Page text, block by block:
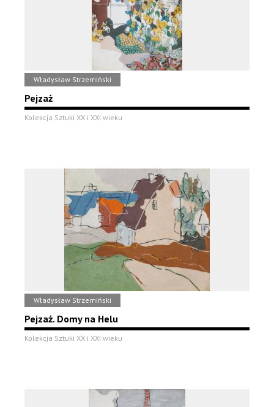
Władysław Strzemiński
Pejzaż
Kolekcja Sztuki XX i XXI wieku
Władysław Strzemiński
Pejzaż. Domy na Helu
Kolekcja Sztuki XX i XXI wieku